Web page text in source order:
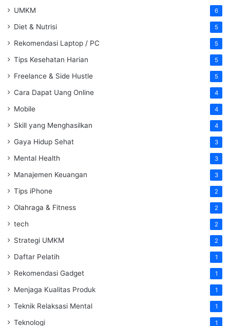
UMKM 6
Diet & Nutrisi 5
Rekomendasi Laptop / PC 5
Tips Kesehatan Harian 5
Freelance & Side Hustle 5
Cara Dapat Uang Online 4
Mobile 4
Skill yang Menghasilkan 4
Gaya Hidup Sehat 3
Mental Health 3
Manajemen Keuangan 3
Tips iPhone 2
Olahraga & Fitness 2
tech 2
Strategi UMKM 2
Daftar Pelatih 1
Rekomendasi Gadget 1
Menjaga Kualitas Produk 1
Teknik Relaksasi Mental 1
Teknologi 1